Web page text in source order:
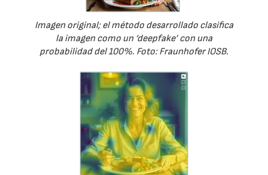
Imagen original; el método desarrollado clasifica
la imagen como un ‘deepfake’ con una
probabilidad del 100%. Foto: Fraunhofer IOSB.